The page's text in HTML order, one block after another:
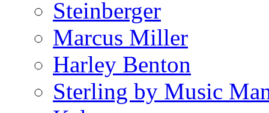
Steinberger
Marcus Miller
Harley Benton
Sterling by Music